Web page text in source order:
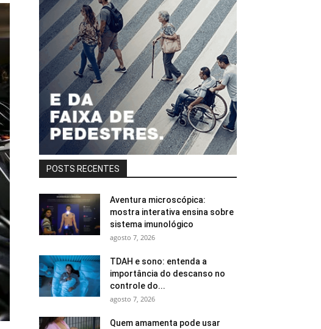
POSTS RECENTES
Aventura microscópica:
mostra interativa ensina sobre
sistema imunológico
agosto 7, 2026
TDAH e sono: entenda a
importância do descanso no
controle do...
agosto 7, 2026
Quem amamenta pode usar